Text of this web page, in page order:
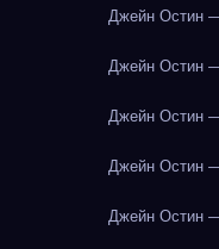
Джейн Остин
Джейн Остин
Джейн Остин
Джейн Остин
Джейн Остин